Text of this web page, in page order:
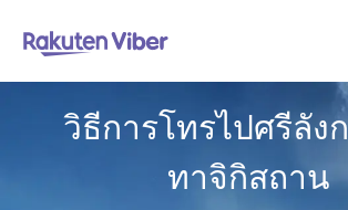
วิธีการโทรไปศรีลัง
ทาจิกิสถาน